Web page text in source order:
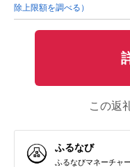
除上限額を調べる）
この返
ふるなび
ふるなびマネーチャ